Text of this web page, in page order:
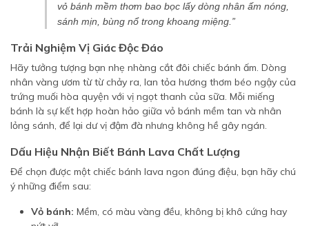
vỏ bánh mềm thơm bao bọc lấy dòng nhân ấm nóng,
sánh mịn, bùng nổ trong khoang miệng.”
Trải Nghiệm Vị Giác Độc Đáo
Hãy tưởng tượng bạn nhẹ nhàng cắt đôi chiếc bánh ấm. Dòng
nhân vàng ươm từ từ chảy ra, lan tỏa hương thơm béo ngậy của
trứng muối hòa quyện với vị ngọt thanh của sữa. Mỗi miếng
bánh là sự kết hợp hoàn hảo giữa vỏ bánh mềm tan và nhân
lỏng sánh, để lại dư vị đậm đà nhưng không hề gây ngán.
Dấu Hiệu Nhận Biết Bánh Lava Chất Lượng
Để chọn được một chiếc bánh lava ngon đúng điệu, bạn hãy chú
ý những điểm sau:
Vỏ bánh: Mềm, có màu vàng đều, không bị khô cứng hay